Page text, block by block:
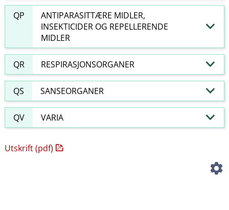
QP
ANTIPARASITTÆRE MIDLER,
INSEKTICIDER OG REPELLERENDE
MIDLER
QR RESPIRASJONSORGANER
QS SANSEORGANER
QV VARIA
Utskrift (pdf)